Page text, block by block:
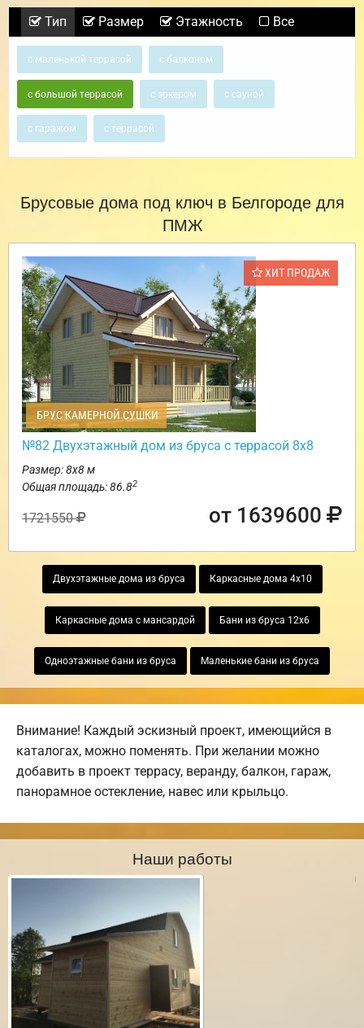
Тип Размер Этажность Все
с маленькой террасой с балконом
с большой террасой с эркером с сауной
с гаражом с террасой
Брусовые дома под ключ в Белгороде для
ПМЖ
ХИТ ПРОДАЖ
БРУС КАМЕРНОЙ СУШКИ
№82 Двухэтажный дом из бруса с террасой 8х8
Размер: 8х8 м
Общая площадь: 86.82
1721550 от 1639600
Двухэтажные дома из бруса Каркасные дома 4х10
Каркасные дома с мансардой Бани из бруса 12х6
Одноэтажные бани из бруса Маленькие бани из бруса
Внимание! Каждый эскизный проект, имеющийся в
каталогах, можно поменять. При желании можно
добавить в проект террасу, веранду, балкон, гараж,
панорамное остекление, навес или крыльцо.
Наши работы